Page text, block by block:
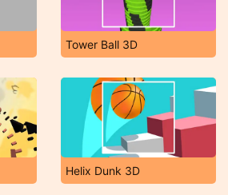
Tower Ball 3D
Helix Dunk 3D